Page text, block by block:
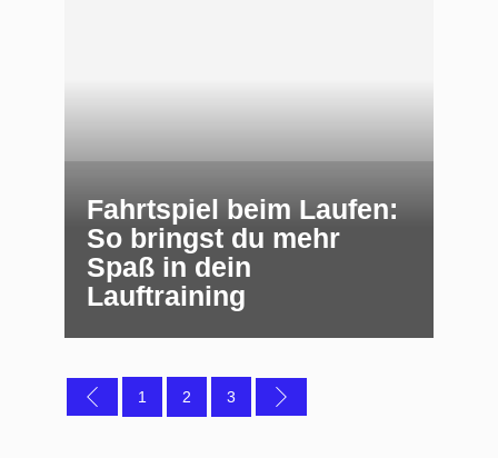
Fahrtspiel beim Laufen:
So bringst du mehr
Spaß in dein
Lauftraining
1 2 3